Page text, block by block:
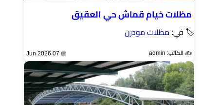
مظلات خيام قماش حي العقيق
🏷 في: مظلات مودرن
✍️ الكاتب: admin 📅 07 Jun 2026